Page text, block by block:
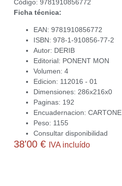
Código: 9781910856772
Ficha técnica:
EAN: 9781910856772
ISBN: 978-1-910856-77-2
Autor: DERIB
Editorial: PONENT MON
Volumen: 4
Edicion: 112016 - 01
Dimensiones: 286x216x0
Paginas: 192
Encuadernacion: CARTONE
Peso: 1155
Consultar disponibilidad
38'00 € IVA incluído